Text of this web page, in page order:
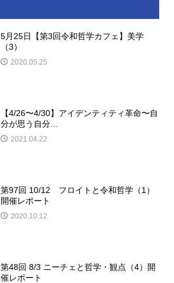
5月25日【第3回令和哲学カフェ】美学
（3）
2020.05.25
【4/26〜4/30】アイデンティティ革命〜自
分が思う自分...
2021.04.22
第97回 10/12 フロイトと令和哲学（1）
開催レポート
2020.10.12
第48回 8/3 ニーチェと哲学・観点（4）開
催レポート